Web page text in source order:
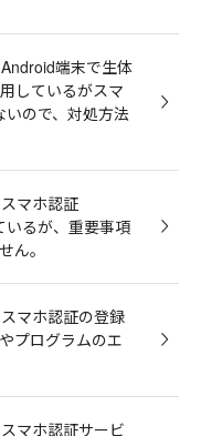
端末で生体
しているがスマ
ので、対処方法
マホ認証
いるが、重要事項
ん。
マホ認証の登録
プログラムのエ
マホ認証サービ